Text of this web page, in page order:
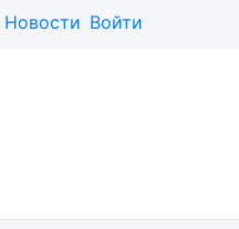
Новости Войти